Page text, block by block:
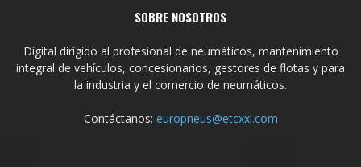
SOBRE NOSOTROS
Digital dirigido al profesional de neumáticos, mantenimiento
integral de vehículos, concesionarios, gestores de flotas y para
la industria y el comercio de neumáticos.
Contáctanos: europneus@etcxxi.com